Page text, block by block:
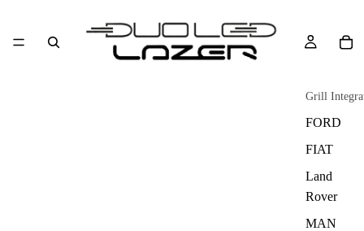
Grill
FORD
FIAT
Land
Rover
MAN